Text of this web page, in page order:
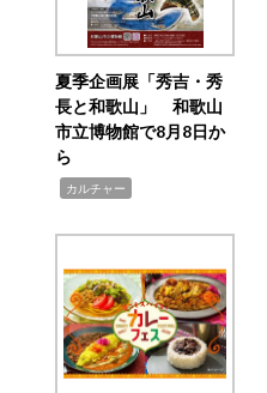
夏季企画展「秀吉・秀
長と和歌山」 和歌山
市立博物館で8月8日か
ら
カルチャー